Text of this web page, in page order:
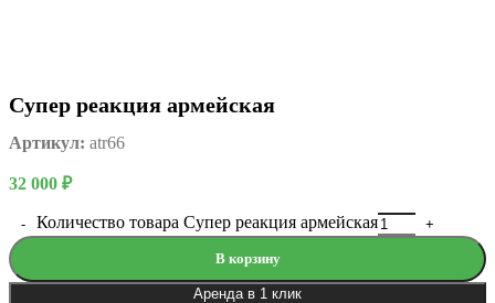
Супер реакция армейская
Артикул: atr66
32 000 ₽
Количество товара Супер реакция армейская
В корзину
Аренда в 1 клик